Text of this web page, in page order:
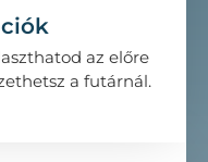
az előre
a futárnál.